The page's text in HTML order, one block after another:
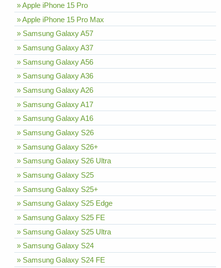
» Apple iPhone 15 Pro
» Apple iPhone 15 Pro Max
» Samsung Galaxy A57
» Samsung Galaxy A37
» Samsung Galaxy A56
» Samsung Galaxy A36
» Samsung Galaxy A26
» Samsung Galaxy A17
» Samsung Galaxy A16
» Samsung Galaxy S26
» Samsung Galaxy S26+
» Samsung Galaxy S26 Ultra
» Samsung Galaxy S25
» Samsung Galaxy S25+
» Samsung Galaxy S25 Edge
» Samsung Galaxy S25 FE
» Samsung Galaxy S25 Ultra
» Samsung Galaxy S24
» Samsung Galaxy S24 FE